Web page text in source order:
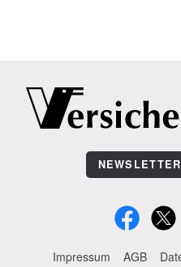
Impressum AGB